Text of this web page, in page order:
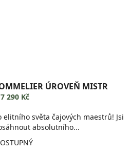
ÚROVEŇ MISTR
7 290 Kč
elitního světa čajových maestrů! Jsi
absolutního...